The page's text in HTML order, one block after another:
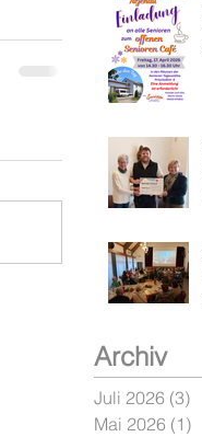
Archiv
Juli 2026 (3)
Mai 2026 (1)